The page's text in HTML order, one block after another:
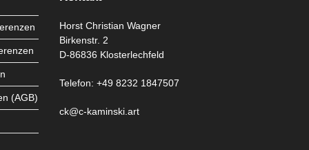
(AGB)
Horst Christian Wagner
Birkenstr. 2
D-86836 Klosterlechfeld
Telefon: +49 8232 1847507
ck@c-kaminski.art